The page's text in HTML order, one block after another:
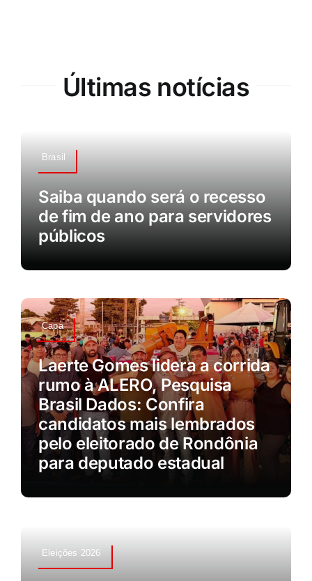
Últimas notícias
Brasil
Saiba quando será o recesso
de fim de ano para servidores
públicos
Capa
Laerte Gomes lidera a corrida
rumo à ALERO, Pesquisa
Brasil Dados: Confira
candidatos mais lembrados
pelo eleitorado de Rondônia
para deputado estadual
Eleições 2026